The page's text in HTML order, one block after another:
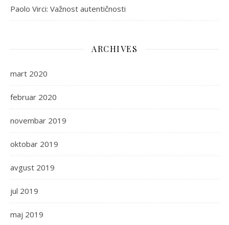
Paolo Virci: Važnost autentičnosti
ARCHIVES
mart 2020
februar 2020
novembar 2019
oktobar 2019
avgust 2019
jul 2019
maj 2019